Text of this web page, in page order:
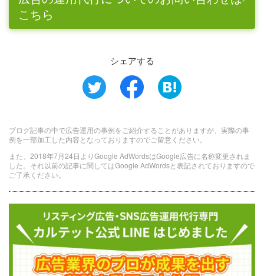
こちら
シェアする
ブログ記事の中で広告運用の事例をご紹介することがありますが、実際の事
例を一部加工した内容となっておりますのでご留意ください。
また、2018年7月24日よりGoogle AdWordsはGoogle広告に名称変更されま
した。それ以前の記事に関してはGoogle AdWordsと表記されておりますので
ご了承ください。